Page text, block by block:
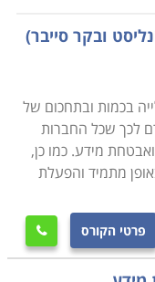
גם
את
שונות
המסייעים
העלולה
פריצות קטנות
האבטחה,
פריצות,
אבטחה ועוד.
ובקר סייבר)
בכמות ובתחכום של
לכך שכל החברות
ואבטחת מידע. כמו כן,
מתמיד והפעלת
פרטי הקורס 